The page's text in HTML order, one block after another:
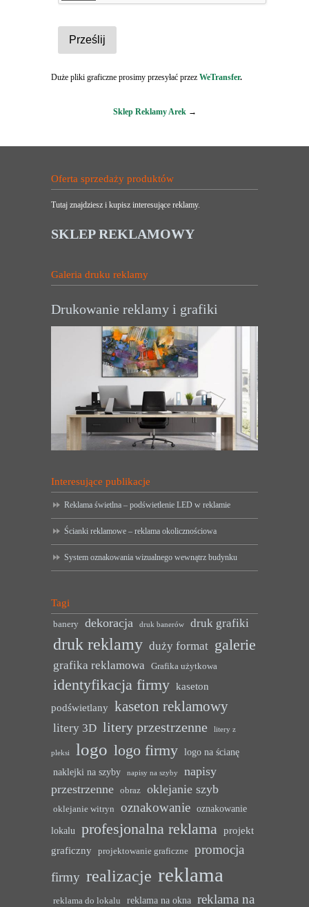
Duże pliki graficzne prosimy przesyłać przez WeTransfer.
Sklep Reklamy Arek →
Oferta sprzedaży produktów
Tutaj znajdziesz i kupisz interesujące reklamy.
SKLEP REKLAMOWY
Galeria druku reklamy
Drukowanie reklamy i grafiki
Interesujące publikacje
Reklama świetlna – podświetlenie LED w reklamie
Ścianki reklamowe – reklama okolicznościowa
System oznakowania wizualnego wewnątrz budynku
Tagi
banery dekoracja druk banerów druk grafiki
druk reklamy duży format galerie
grafika reklamowa Grafika użytkowa
identyfikacja firmy kaseton
podświetlany kaseton reklamowy
litery 3D litery przestrzenne litery z
pleksi logo logo firmy logo na ścianę
naklejki na szyby
napisy na szyby
napisy
przestrzenne
obraz oklejanie szyb
oklejanie witryn oznakowanie oznakowanie
lokalu profesjonalna reklama projekt
graficzny
projektowanie graficzne
promocja
firmy realizacje reklama
reklama do lokalu reklama na okna reklama na